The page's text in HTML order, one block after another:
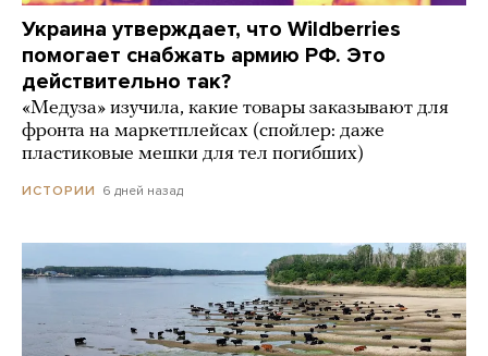
Украина утверждает, что Wildberries
помогает снабжать армию РФ. Это
действительно так?
«Медуза» изучила, какие товары заказывают для
фронта на маркетплейсах (спойлер: даже
пластиковые мешки для тел погибших)
ИСТОРИИ 6 дней назад